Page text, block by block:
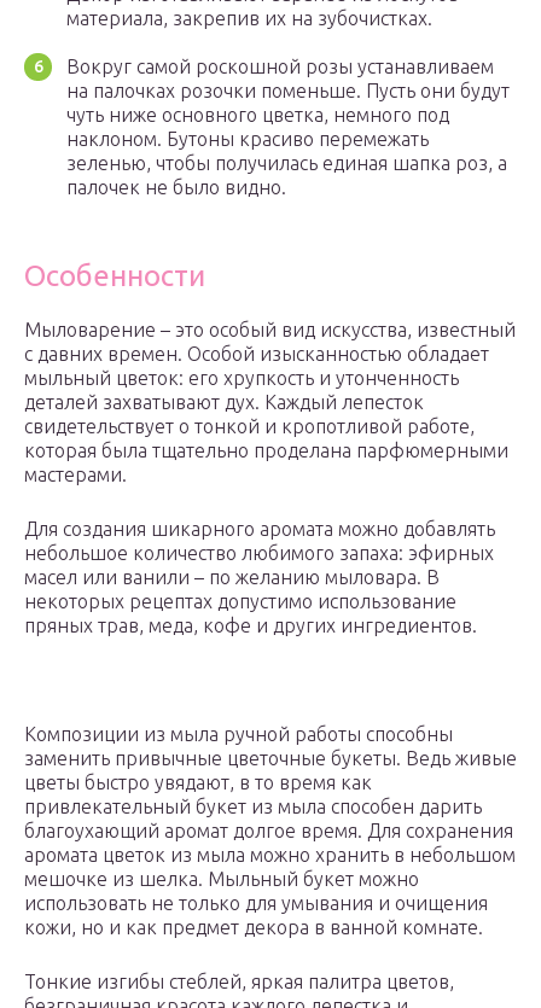
материала, закрепив их на зубочистках.
Вокруг самой роскошной розы устанавливаем
на палочках розочки поменьше. Пусть они будут
чуть ниже основного цветка, немного под
наклоном. Бутоны красиво перемежать
зеленью, чтобы получилась единая шапка роз, а
палочек не было видно.
Особенности
Мыловарение – это особый вид искусства, известный
с давних времен. Особой изысканностью обладает
мыльный цветок: его хрупкость и утонченность
деталей захватывают дух. Каждый лепесток
свидетельствует о тонкой и кропотливой работе,
которая была тщательно проделана парфюмерными
мастерами.
Для создания шикарного аромата можно добавлять
небольшое количество любимого запаха: эфирных
масел или ванили – по желанию мыловара. В
некоторых рецептах допустимо использование
пряных трав, меда, кофе и других ингредиентов.
Композиции из мыла ручной работы способны
заменить привычные цветочные букеты. Ведь живые
цветы быстро увядают, в то время как
привлекательный букет из мыла способен дарить
благоухающий аромат долгое время. Для сохранения
аромата цветок из мыла можно хранить в небольшом
мешочке из шелка. Мыльный букет можно
использовать не только для умывания и очищения
кожи, но и как предмет декора в ванной комнате.
Тонкие изгибы стеблей, яркая палитра цветов,